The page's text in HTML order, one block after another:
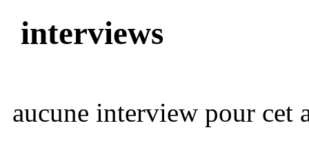
interviews
aucune interview pour cet